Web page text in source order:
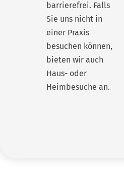
barrierefrei. Falls
Sie uns nicht in
einer Praxis
besuchen können,
bieten wir auch
Haus- oder
Heimbesuche an.